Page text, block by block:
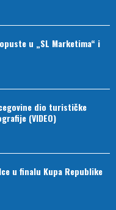
u „SL Marketima“ i
dio turističke
(VIDEO)
u finalu Kupa Republike